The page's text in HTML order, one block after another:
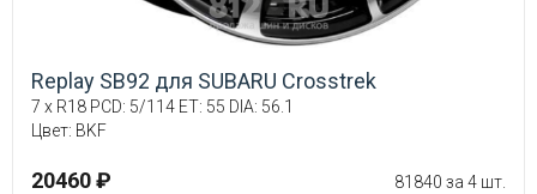
Replay SB92 для SUBARU Crosstrek
7 x R18 PCD: 5/114 ET: 55 DIA: 56.1
Цвет: BKF
20460 ₽ 81840 за 4 шт.